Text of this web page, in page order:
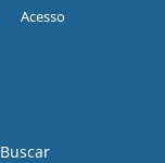
Buscar
Acesso